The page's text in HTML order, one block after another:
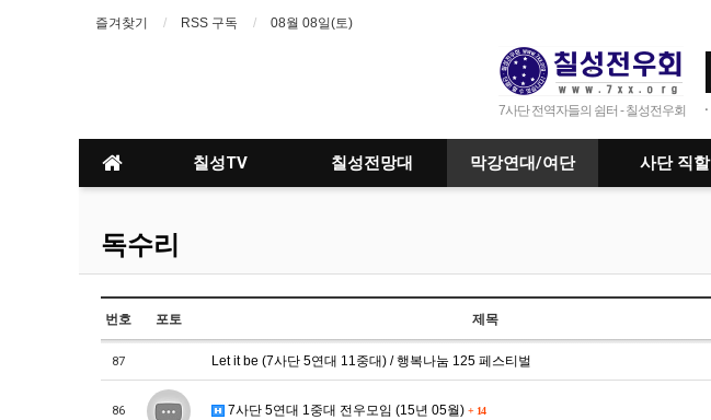
즐겨찾기 RSS 구독 08월 08일(토)
7사단 전역자들의 쉼터 - 칠성전우회
칠성TV 칠성전망대 막강연대/여단 사단 직할
독수리
번호 포토 제목
87 Let it be (7사단 5연대 11중대) / 행복나눔 125 페스티벌
86 7사단 5연대 1중대 전우모임 (15년 05월) + 14